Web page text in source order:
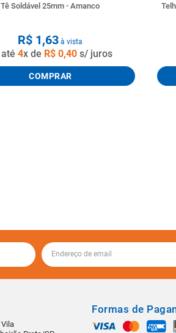
Tê Soldável 25mm - Amanco
R$ 1,63 à vista
até4x de R$ 0,40 s/ juros
COMPRAR
Vila
Formas de